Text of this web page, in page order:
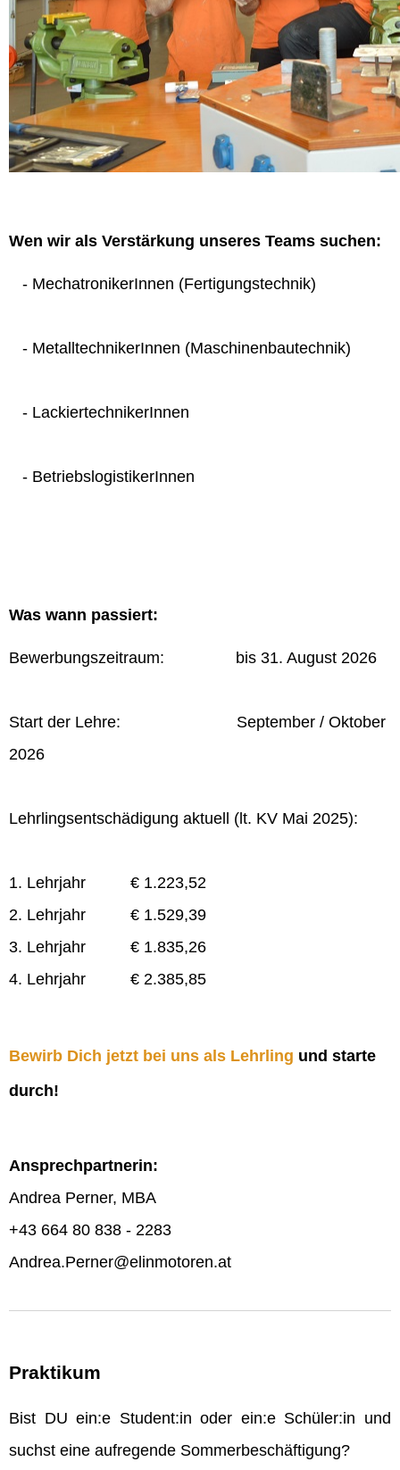
Wen wir als Verstärkung unseres Teams suchen:
- MechatronikerInnen (Fertigungstechnik)
- MetalltechnikerInnen (Maschinenbautechnik)
- LackiertechnikerInnen
- BetriebslogistikerInnen
Was wann passiert:
Bewerbungszeitraum: bis 31. August 2026
Start der Lehre: September / Oktober
2026
Lehrlingsentschädigung aktuell (lt. KV Mai 2025):
1. Lehrjahr € 1.223,52
2. Lehrjahr € 1.529,39
3. Lehrjahr € 1.835,26
4. Lehrjahr € 2.385,85
Bewirb Dich jetzt bei uns als Lehrling und starte
durch!
Ansprechpartnerin:
Andrea Perner, MBA
+43 664 80 838 - 2283
Andrea.Perner@elinmotoren.at
Praktikum
Bist DU ein:e Student:in oder ein:e Schüler:in und
suchst eine aufregende Sommerbeschäftigung?